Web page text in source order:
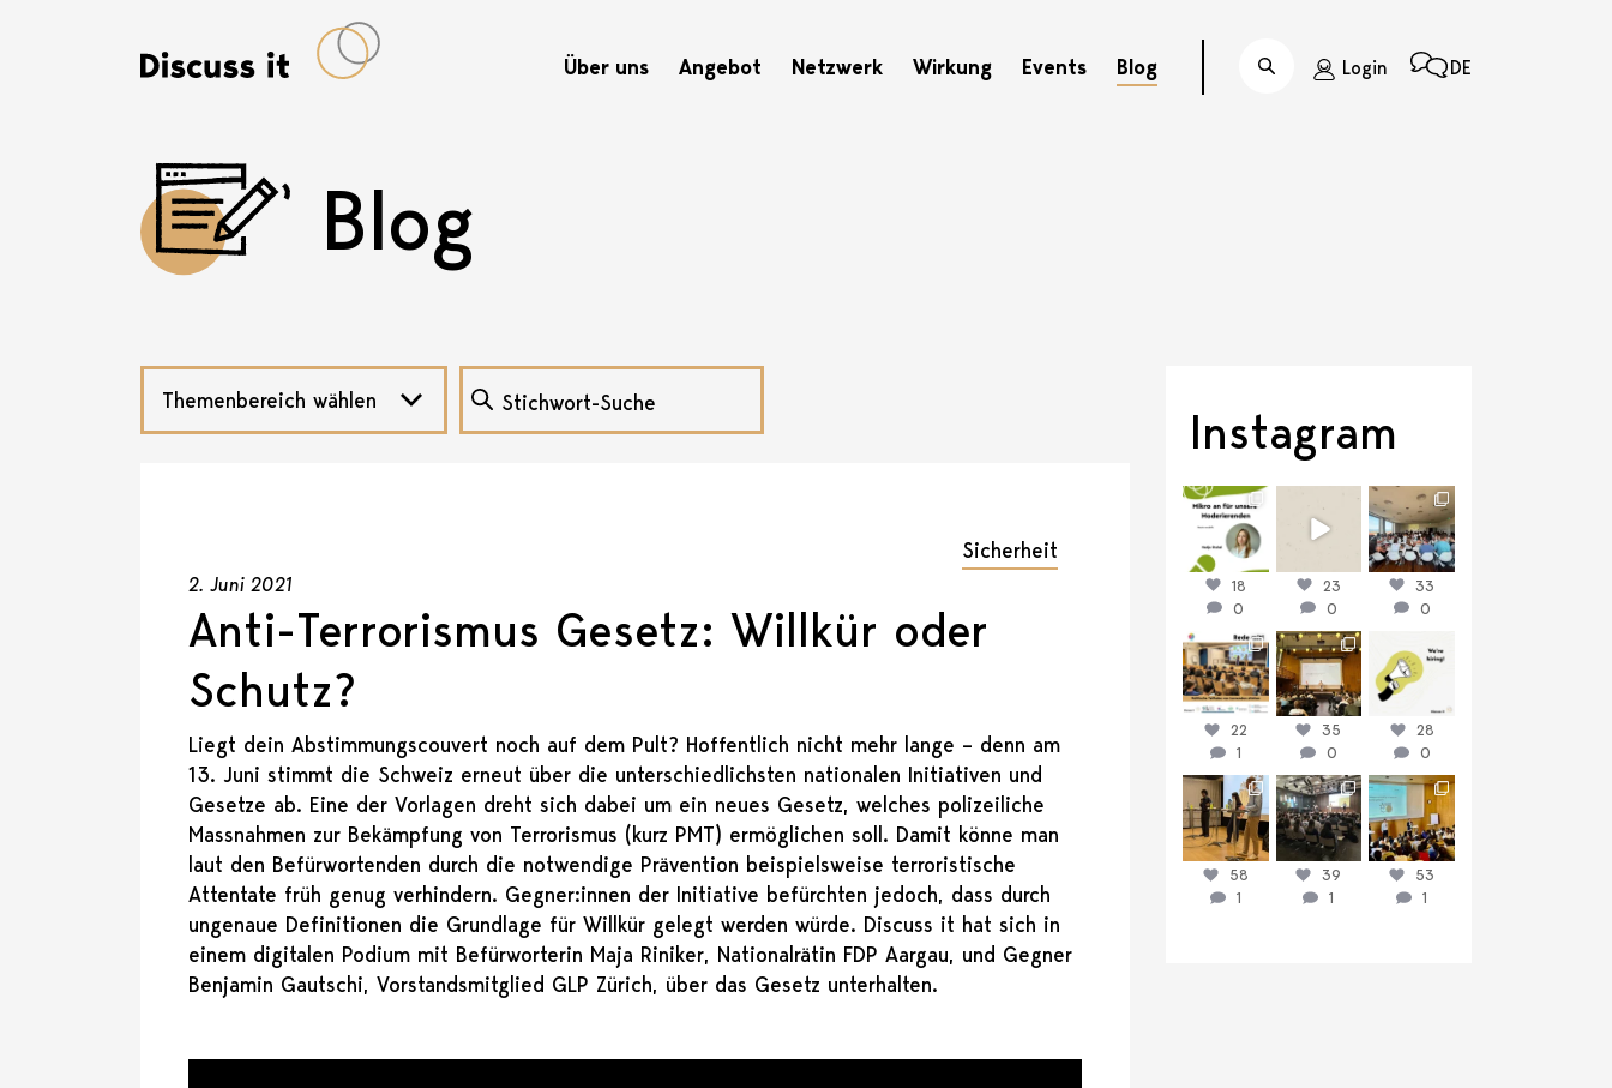
Hauptnavigation
Über uns Angebot Netzwerk Wirkung Events Blog Suche Login DE
Blog
Instagram
discussit_ch
Juli 21
18
0
discussit_ch
Juli 6
23
0
discussit_ch
Juli 1
33
0
discussit_ch
Juni 16
22
1
discussit_ch
Juni 9
35
0
discussit_ch
Juni 8
28
0
discussit_ch
Juni 3
58
1
discussit_ch
Mai 26
39
1
discussit_ch
Mai 19
53
1
Themenbereich wählen
Sicherheit
2. Juni 2021
Anti-Terrorismus Gesetz: Willkür oder
Schutz?
Liegt dein Abstimmungscouvert noch auf dem Pult? Hoffentlich nicht mehr lange – denn am
13. Juni stimmt die Schweiz erneut über die unterschiedlichsten nationalen Initiativen und
Gesetze ab. Eine der Vorlagen dreht sich dabei um ein neues Gesetz, welches polizeiliche
Massnahmen zur Bekämpfung von Terrorismus (kurz PMT) ermöglichen soll. Damit könne man
laut den Befürwortenden durch die notwendige Prävention beispielsweise terroristische
Attentate früh genug verhindern. Gegner:innen der Initiative befürchten jedoch, dass durch
ungenaue Definitionen die Grundlage für Willkür gelegt werden würde. Discuss it hat sich in
einem digitalen Podium mit Befürworterin Maja Riniker, Nationalrätin FDP Aargau, und Gegner
Benjamin Gautschi, Vorstandsmitglied GLP Zürich, über das Gesetz unterhalten.